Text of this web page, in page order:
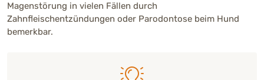
Magenstörung in vielen Fällen durch
Zahnfleischentzündungen oder Parodontose beim Hund
bemerkbar.